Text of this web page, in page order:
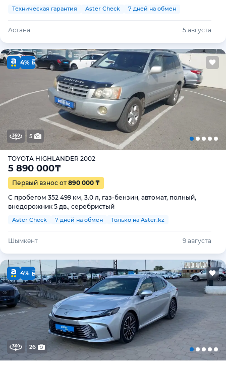
Техническая гарантия Aster Check 7 дней на обмен
Астана 5 августа
4%
5
TOYOTA HIGHLANDER 2002
5 890 000₸
Первый взнос от 890 000 ₸
С пробегом 352 499 км, 3.0 л, газ-бензин, автомат, полный,
внедорожник 5 дв., серебристый
Aster Check 7 дней на обмен Только на Aster.kz
Шымкент 9 августа
4%
26